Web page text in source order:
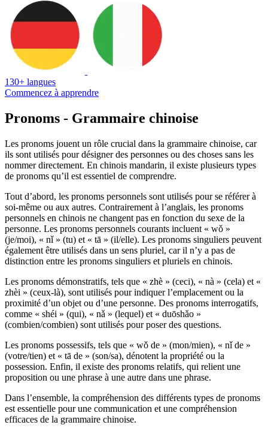
130+ langues
Commencez à apprendre
Pronoms - Grammaire chinoise
Les pronoms jouent un rôle crucial dans la grammaire chinoise, car
ils sont utilisés pour désigner des personnes ou des choses sans les
nommer directement. En chinois mandarin, il existe plusieurs types
de pronoms qu’il est essentiel de comprendre.
Tout d’abord, les pronoms personnels sont utilisés pour se référer à
soi-même ou aux autres. Contrairement à l’anglais, les pronoms
personnels en chinois ne changent pas en fonction du sexe de la
personne. Les pronoms personnels courants incluent « wǒ »
(je/moi), « nǐ » (tu) et « tā » (il/elle). Les pronoms singuliers peuvent
également être utilisés dans un sens pluriel, car il n’y a pas de
distinction entre les pronoms singuliers et pluriels en chinois.
Les pronoms démonstratifs, tels que « zhè » (ceci), « nà » (cela) et «
zhèi » (ceux-là), sont utilisés pour indiquer l’emplacement ou la
proximité d’un objet ou d’une personne. Des pronoms interrogatifs,
comme « shéi » (qui), « nǎ » (lequel) et « duōshǎo »
(combien/combien) sont utilisés pour poser des questions.
Les pronoms possessifs, tels que « wǒ de » (mon/mien), « nǐ de »
(votre/tien) et « tā de » (son/sa), dénotent la propriété ou la
possession. Enfin, il existe des pronoms relatifs, qui relient une
proposition ou une phrase à une autre dans une phrase.
Dans l’ensemble, la compréhension des différents types de pronoms
est essentielle pour une communication et une compréhension
efficaces de la grammaire chinoise.